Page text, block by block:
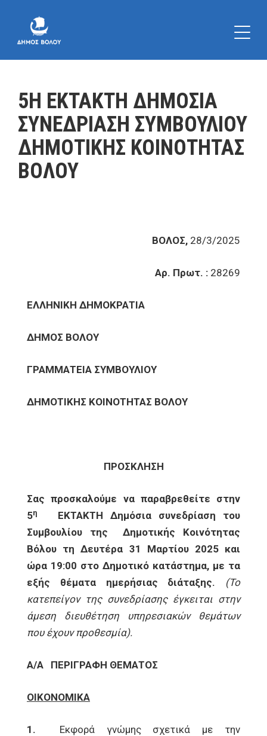
5Η ΕΚΤΑΚΤΗ ΔΗΜΟΣΙΑ
ΣΥΝΕΔΡΙΑΣΗ ΣΥΜΒΟΥΛΙΟΥ
ΔΗΜΟΤΙΚΗΣ ΚΟΙΝΟΤΗΤΑΣ
ΒΟΛΟΥ
ΒΟΛΟΣ, 28/3/2025
Αρ. Πρωτ. : 28269
ΕΛΛΗΝΙΚΗ ΔΗΜΟΚΡΑΤΙΑ
ΔΗΜΟΣ ΒΟΛΟΥ
ΓΡΑΜΜΑΤΕΙΑ ΣΥΜΒΟΥΛΙΟΥ
ΔΗΜΟΤΙΚΗΣ ΚΟΙΝΟΤΗΤΑΣ ΒΟΛΟΥ
ΠΡΟΣΚΛΗΣΗ
Σας προσκαλούμε να παραβρεθείτε στην
5η
ΕΚΤΑΚΤΗ Δημόσια συνεδρίαση του
Συμβουλίου της Δημοτικής Κοινότητας
Βόλου τη Δευτέρα 31 Μαρτίου 2025 και
ώρα 19:00 στο Δημοτικό κατάστημα, με τα
εξής θέματα ημερήσιας διάταξης.
(Το
κατεπείγον της συνεδρίασης έγκειται στην
άμεση διευθέτηση υπηρεσιακών θεμάτων
που έχουν προθεσμία).
Α/Α ΠΕΡΙΓΡΑΦΗ ΘΕΜΑΤΟΣ
ΟΙΚΟΝΟΜΙΚΑ
1.
Εκφορά γνώμης σχετικά με την